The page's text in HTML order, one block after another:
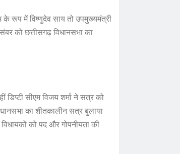
के रूप में विष्णुदेव साय तो उपमुख्यमंत्री
को छत्तीसगढ़ विधानसभा का
सीएम विजय शर्मा ने सत्र को
का शीतकालीन सत्र बुलाया
को पद और गोपनीयता की